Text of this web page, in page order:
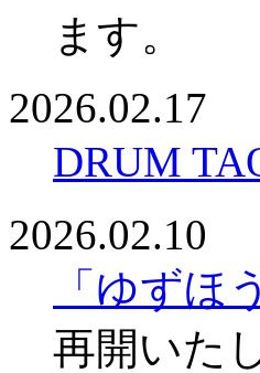
ます。
2026.02.17
DRUM
2026.02.10
「ゆずほ
再開いた